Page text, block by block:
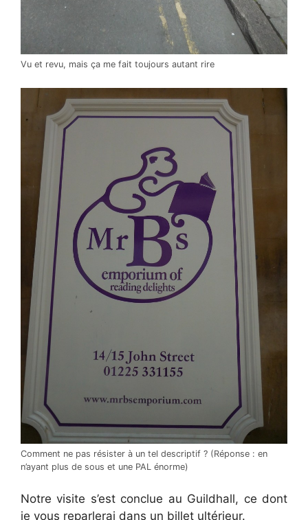
Vu et revu, mais ça me fait toujours autant rire
Comment ne pas résister à un tel descriptif ? (Réponse : en
n’ayant plus de sous et une PAL énorme)
Notre visite s’est conclue au Guildhall, ce dont
je vous reparlerai dans un billet ultérieur.